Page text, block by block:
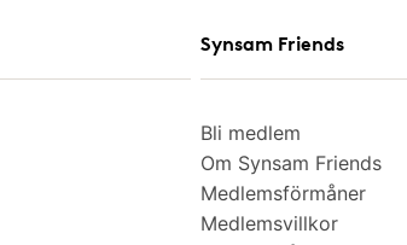
Synsam Friends
Bli medlem
Om Synsam Friends
Medlemsförmåner
Medlemsvillkor